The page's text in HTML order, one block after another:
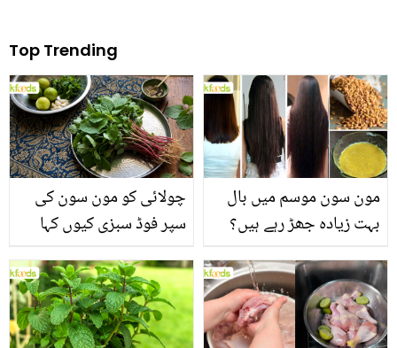
Top Trending
چولائی کو مون سون کی
سپر فوڈ سبزی کیوں کہا
منرلز اور اینٹی آکسیڈنٹس
سے بھرپور اس سبزی کے
فائدے
مون سون موسم میں بال
بہت زیادہ جھڑ رہے ہیں؟
بنانے کے چند قدرتی طریقے